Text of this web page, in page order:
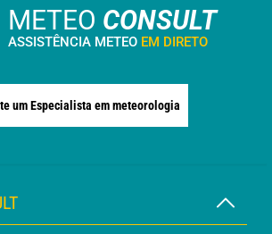
METEO CONSULT
ASSISTÊNCIA METEO EM DIRETO
um Especialista em meteorologia